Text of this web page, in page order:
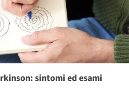
sintomi ed esami